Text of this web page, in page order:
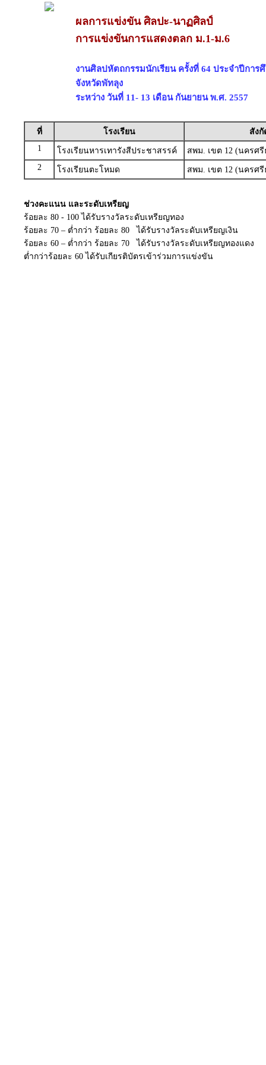
ผลการแข่งขัน ศิลปะ-นาฏศิลป์
การแข่งขันการแสดงตลก ม.1-ม.6
งานศิลปหัตถกรรมนักเรียน ครั้งที่ 64 ประจำปีการ
จังหวัดพัทลุง
ระหว่าง วันที่ 11- 13 เดือน กันยายน พ.ศ. 2557
ที่ โรงเรียน
สังกั
1
โรงเรียนหารเทารังสีประชาสรรค์
สพม. เขต 12 (นครศ
2
โรงเรียนตะโหมด สพม. เขต 12 (นครศ
ช่วงคะแนน และระดับเหรียญ
ร้อยละ 80 - 100 ได้รับรางวัลระดับเหรียญทอง
ร้อยละ 70 – ต่ำกว่า ร้อยละ 80 ได้รับรางวัลระดับเหรียญเงิน
ร้อยละ 60 – ต่ำกว่า ร้อยละ 70 ได้รับรางวัลระดับเหรียญทองแดง
ต่ำกว่าร้อยละ 60 ได้รับเกียรติบัตรเข้าร่วมการแข่งขัน